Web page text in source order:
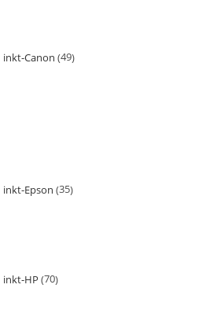
inkt-Canon 49
inkt-Epson 35
inkt-HP 70